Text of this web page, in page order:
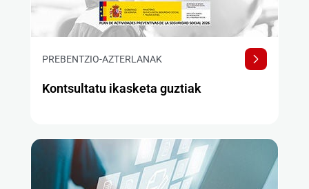
PREBENTZIO-AZTERLANAK
Kontsultatu ikasketa guztiak